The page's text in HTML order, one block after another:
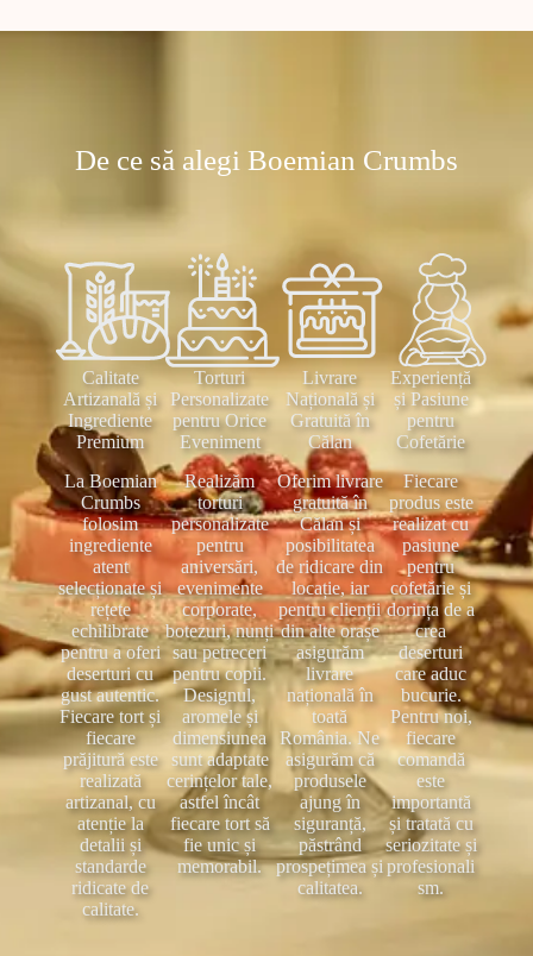
De ce să alegi Boemian Crumbs
Calitate
Artizanală și
Ingrediente
Premium
La Boemian
Crumbs
folosim
ingrediente
atent
selecționate și
rețete
echilibrate
pentru a oferi
deserturi cu
gust autentic.
Fiecare tort și
fiecare
prăjitură este
realizată
artizanal, cu
atenție la
detalii și
standarde
ridicate de
calitate.
Torturi
Personalizate
pentru Orice
Eveniment
Realizăm
torturi
personalizate
pentru
aniversări,
evenimente
corporate,
botezuri, nunți
sau petreceri
pentru copii.
Designul,
aromele și
dimensiunea
sunt adaptate
cerințelor tale,
astfel încât
fiecare tort să
fie unic și
memorabil.
Livrare
Națională și
Gratuită în
Călan
Oferim livrare
gratuită în
Călan și
posibilitatea
de ridicare din
locație, iar
pentru clienții
din alte orașe
asigurăm
livrare
națională în
toată
România. Ne
asigurăm că
produsele
ajung în
siguranță,
păstrând
prospețimea și
calitatea.
Experiență
și Pasiune
pentru
Cofetărie
Fiecare
produs este
realizat cu
pasiune
pentru
cofetărie și
dorința de a
crea
deserturi
care aduc
bucurie.
Pentru noi,
fiecare
comandă
este
importantă
și tratată cu
seriozitate și
profesionali
sm.